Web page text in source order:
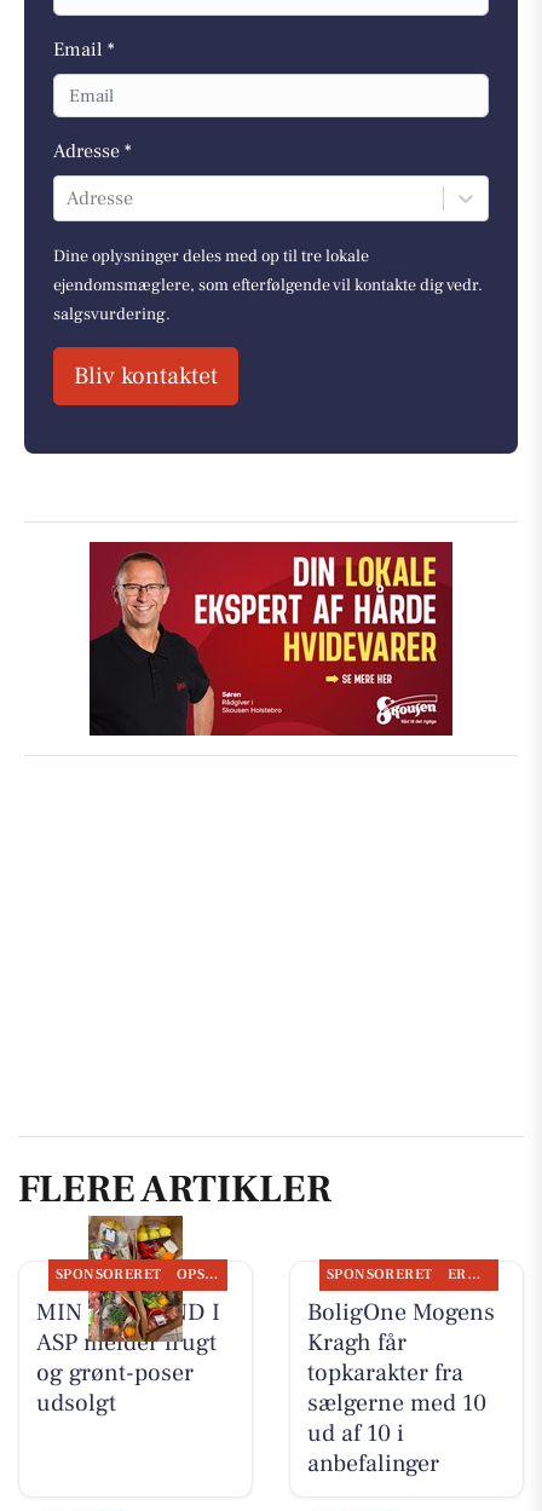
Email *
Adresse *
Adresse
Dine oplysninger deles med op til tre lokale
ejendomsmæglere, som efterfølgende vil kontakte dig vedr.
salgsvurdering.
Bliv kontaktet
FLERE ARTIKLER
SPONSORERET OPSLAGSTAVLEN
MIN KØBMAND I
ASP melder frugt
og grønt-poser
udsolgt
SPONSORERET ERHVERV
BoligOne Mogens
Kragh får
topkarakter fra
sælgerne med 10
ud af 10 i
anbefalinger